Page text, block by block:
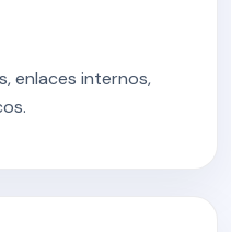
enlaces internos,